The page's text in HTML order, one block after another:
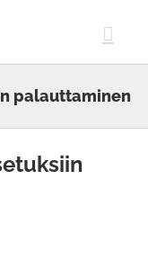
palauttaminen